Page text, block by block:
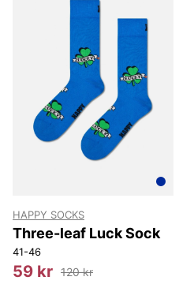
HAPPY SOCKS
Three-leaf Luck Sock
41-46
59 kr 120 kr